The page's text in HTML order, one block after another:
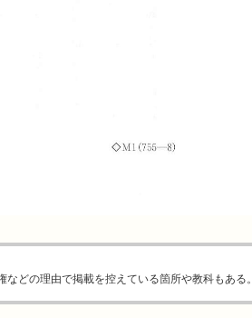
どの理由で掲載を控えている箇所や教科もある。